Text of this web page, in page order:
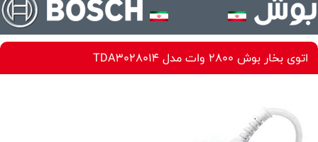
اتوی بخار بوش 2800 وات مدل TDA3028014